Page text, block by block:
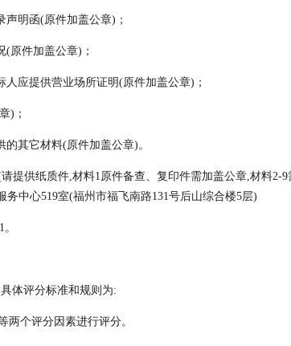
明函(原件加盖公章)；
原件加盖公章)；
应提供营业场所证明(原件加盖公章)；
)；
其它材料(原件加盖公章)。
提供纸质件,材料1原件备查、复印件需加盖公章,材料2-
务中心519室(福州市福飞南路131号后山综合楼5层)
体评分标准和规则为:
个评分因素进行评分。